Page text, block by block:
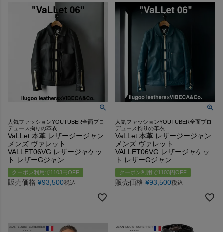
人気ファッションYOUTUBER全面プロ
デュース拘りの革衣
VaLLet 本革 レザージージャン
メンズ ヴァレット
VALLET06VG レザージャケッ
ト レザーGジャン
クーポン利用で1103円OFF
販売価格 ¥93,500税込
人気ファッションYOUTUBER全面プロ
デュース拘りの革衣
VaLLet 本革 レザージージャン
メンズ ヴァレット
VALLET06VG レザージャケッ
ト レザーGジャン
クーポン利用で1103円OFF
販売価格 ¥93,500税込